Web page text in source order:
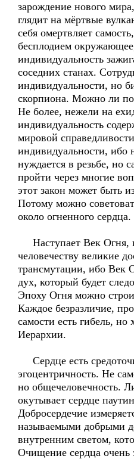
зарождение нового
глядит на мёртвые
себя омертвляет
бесплодием
индивидуальность
соседних станах.
индивидуальности, но
скорпиона. Можно ли
Не более, нежели на
индивидуальность
мировой
индивидуальности, ибо
нуждается в резьбе, но
пройти через многие
этот закон может быть
Потому можно
около огненного сердца.
Наступает Век Огня,
человечеству великие
трансмутации, ибо Век
дух, который будет
Эпоху Огня можно
Каждое безразличие,
самости есть гибель, но
Иерархии.
Сердце есть
эгоцентричность. Не
но общечеловечность.
окутывает сердце
Добросердечие
называемыми добрыми
внутренним светом,
Очищение сердца очень